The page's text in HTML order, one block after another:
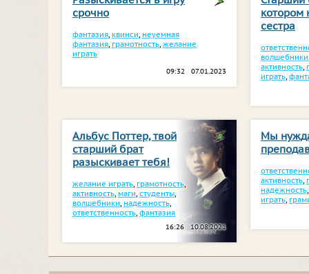
срочно
фантазия, квинси, неуемная
фантазия, грамотность, желание
играть
09:32 07.01.2023
котором
сестра
волшебники
активность,
играть,
Альбус Поттер, твой
старший брат
разыскивает тебя!
желание играть, грамотность,
активность, маги, студенты,
волшебники, надежность,
ответственность, фантазия
16:26 10.08.2021
Мы
активность,
надежность
играть,